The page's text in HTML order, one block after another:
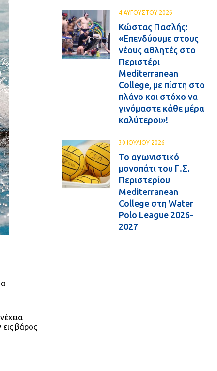
βάρος
4 ΑΥΓΟΥΣΤΟΥ 2026
Κώστας Πασλής:
«Επενδύουμε στους
νέους αθλητές στο
Περιστέρι
Mediterranean
College, με πίστη στο
πλάνο και στόχο να
γινόμαστε κάθε μέρα
καλύτεροι»!
30 ΙΟΥΛΙΟΥ 2026
Το αγωνιστικό
μονοπάτι του Γ.Σ.
Περιστερίου
Mediterranean
College στη Water
Polo League 2026-
2027